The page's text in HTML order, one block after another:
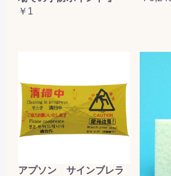
￥1
アプソン サインブレラ